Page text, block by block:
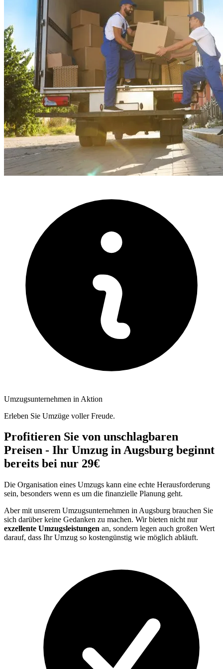
Umzugsunternehmen in Aktion
Erleben Sie Umzüge voller Freude.
Profitieren Sie von unschlagbaren
Preisen - Ihr Umzug in Augsburg beginnt
bereits bei nur 29€
Die Organisation eines Umzugs kann eine echte Herausforderung
sein, besonders wenn es um die finanzielle Planung geht.
Aber mit unserem Umzugsunternehmen in Augsburg brauchen Sie
sich darüber keine Gedanken zu machen. Wir bieten nicht nur
exzellente Umzugsleistungen an, sondern legen auch großen Wert
darauf, dass Ihr Umzug so kostengünstig wie möglich abläuft.